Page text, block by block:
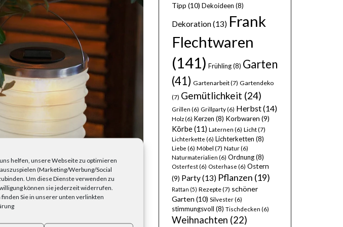
helfen, unsere Webseite zu optimieren
(Marketing/Werbung/Social
Um diese Dienste verwenden zu
können sie jederzeit widerrufen.
Sie in unserer unten verlinkten
Tipp (10) Dekoideen (8)
Dekoration(13) Frank
Flechtwaren
(141) Frühling(8) Garten
(41) Gartenarbeit(7) Gartendeko
(7) Gemütlichkeit (24)
Grillen (6) Grillparty(6) Herbst(14)
Holz(6) Kerzen (8) Korbwaren (9)
Körbe(11) Laternen (6) Licht(7)
Lichterkette (6) Lichterketten (8)
Liebe (6) Möbel (7) Natur(6)
Naturmaterialien (6) Ordnung(8)
Osterfest(6) Osterhase (6) Ostern
(9) Party(13) Pflanzen (19)
Rattan (5) Rezepte(7) schöner
Garten (10) Silvester(6)
stimmungsvoll (8) Tischdecken (6)
Weihnachten (22)